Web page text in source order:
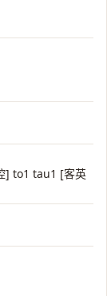
] to1 tau1 [客英